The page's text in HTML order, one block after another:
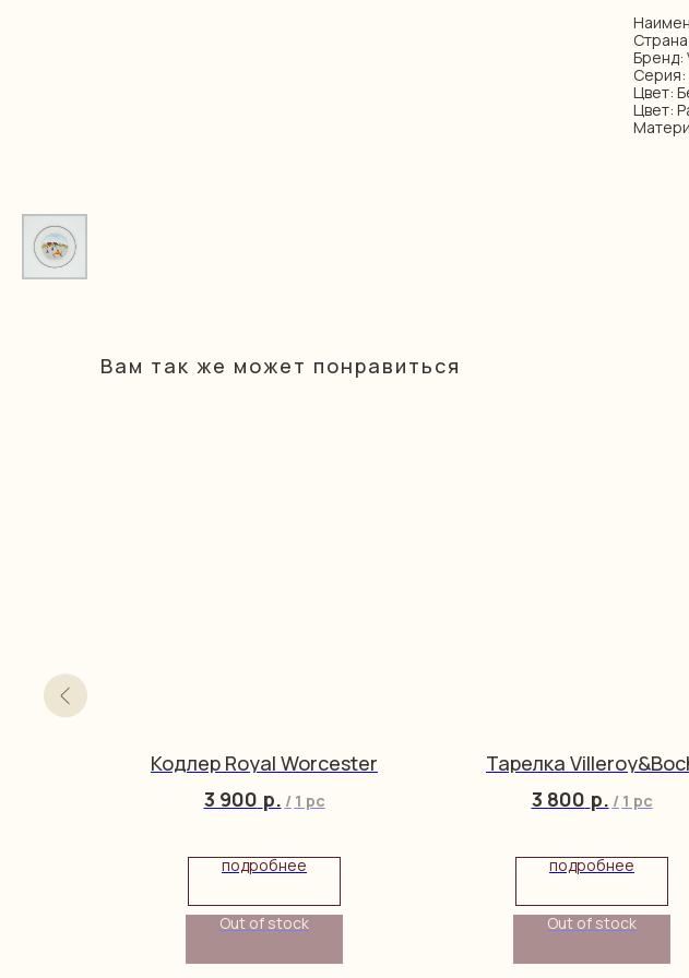
Бренд:
Серия:
Цвет:
Цвет:
Вам так же может понравиться
Кодлер Royal Worcester
3 900 р. / 1 pc
подробнее
Out of stock
Тарелка
3 800 р. / 1 pc
подробнее
Out of stock